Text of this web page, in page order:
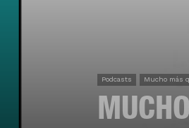
Podcasts Mucho más